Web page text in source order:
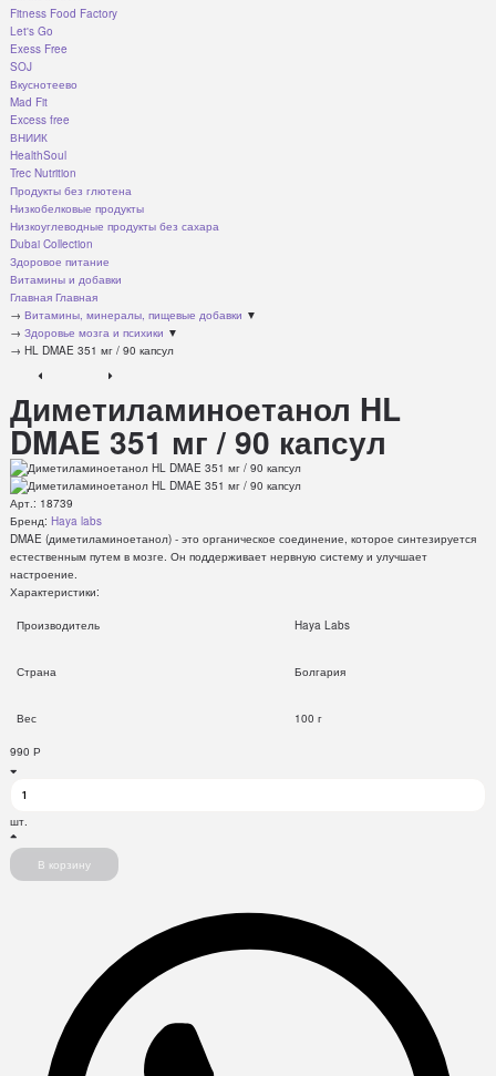
Fitness Food Factory
Let's Go
Exess Free
SOJ
Вкуснотеево
Mad Fit
Excess free
ВНИИК
HealthSoul
Trec Nutrition
Продукты без глютена
Низкобелковые продукты
Низкоуглеводные продукты без сахара
Dubai Collection
Здоровое питание
Витамины и добавки
Главная Главная
→ Витамины, минералы, пищевые добавки ▼
→ Здоровье мозга и психики ▼
→ HL DMAE 351 мг / 90 капсул
Диметиламиноетанол HL
DMAE 351 мг / 90 капсул
Арт.: 18739
Бренд: Haya labs
DMAE (диметиламиноетанол) - это органическое соединение, которое синтезируется
естественным путем в мозге. Он поддерживает нервную систему и улучшает
настроение.
Характеристики:
Производитель Haya Labs
Страна Болгария
Вес 100 г
990 Р
шт.
В корзину